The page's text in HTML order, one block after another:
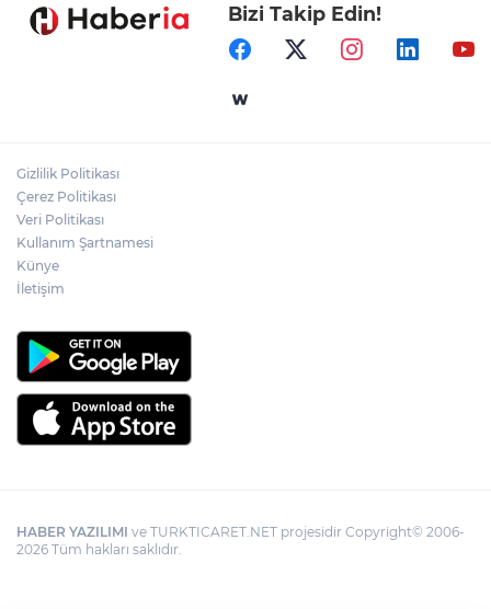
Marmara Adası açıklarında arızalanan
tekne kurtarıldı
Gebze'de Başkan Büyükgöz YKS
Bizi Takip Edin!
Gizlilik Politikası
Çerez Politikası
Veri Politikası
Kullanım Şartnamesi
Künye
İletişim
HABER YAZILIMI ve TURKTICARET.NET projesidir Copyright© 2006-
2026 Tüm hakları saklıdır.